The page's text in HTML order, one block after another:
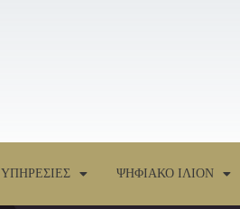
ΥΠΗΡΕΣΙΕΣ ΨΗΦΙΑΚΟ ΙΛΙΟΝ